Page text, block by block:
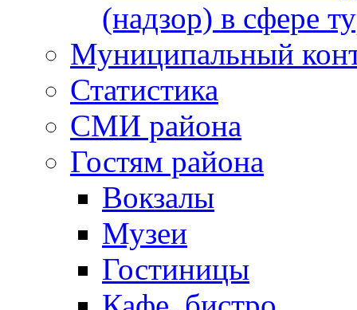
(надзор) в сфере
Муниципальный
Статистика
СМИ района
Гостям района
Вокзалы
Музеи
Гостиницы